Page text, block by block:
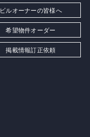
ビルオーナーの皆様へ
希望物件オーダー
掲載情報訂正依頼